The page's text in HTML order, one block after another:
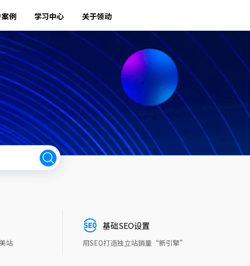
例 学习中心 关于领动
站
基础SEO设置
用SEO打造独立站销量“新引擎”